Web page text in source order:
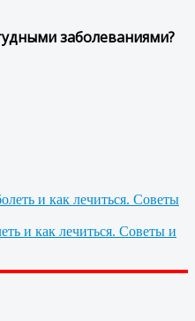
заболеваниями?
и как лечиться. Советы и